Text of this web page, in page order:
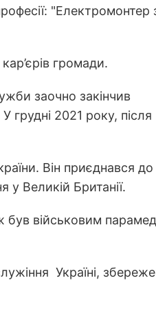
"Електромонтер
громади.
заочно закінчив
2021 року, після
Він приєднався
Великій Британії.
був військовим
Україні,